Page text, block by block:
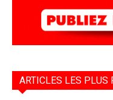
ARTICLES LES PLUS